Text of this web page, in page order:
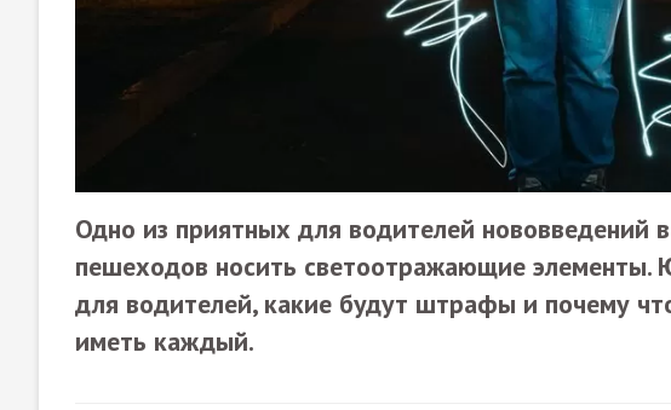
Одно из приятных для водителей нововведений
пешеходов носить светоотражающие элементы.
для водителей, какие будут штрафы и почему
иметь каждый.